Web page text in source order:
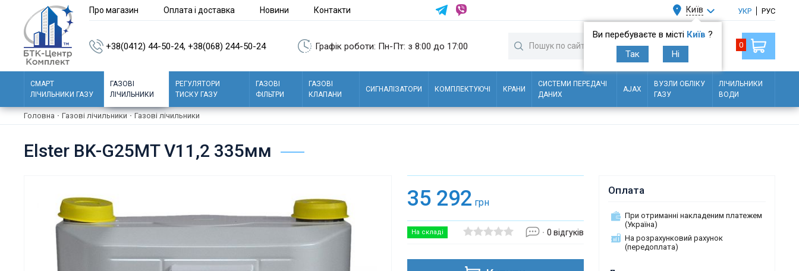
Про магазин Оплата і доставка Новини Контакти Київ
Ви перебуваєте в місті Київ ?
Так
Ні
УКР РУС
+38(0412) 44-50-24, +38(068) 244-50-24 Графік роботи: Пн-Пт: з 8:00 до 17:00 0
СМАРТ
ЛІЧИЛЬНИКИ ГАЗУ
ГАЗОВІ
ЛІЧИЛЬНИКИ
РЕГУЛЯТОРИ
ТИСКУ ГАЗУ
ГАЗОВІ
ФІЛЬТРИ
ГАЗОВІ
КЛАПАНИ
СИГНАЛІЗАТОРИ КОМПЛЕКТУЮЧІ КРАНИ
СИСТЕМИ ПЕРЕДАЧІ
ДАНИХ
AJAX
ВУЗЛИ ОБЛІКУ
ГАЗУ
ЛІЧИЛЬНИКИ
ВОДИ
Головна · Газові лічильники · Газові лічильники
Elster BK-G25МT V11,2 335мм
35 292 грн
На складі 0 відгуків
Оплата
При отриманні накладеним платежем
(Україна)
На розрахунковий рахунок
(передоплата)